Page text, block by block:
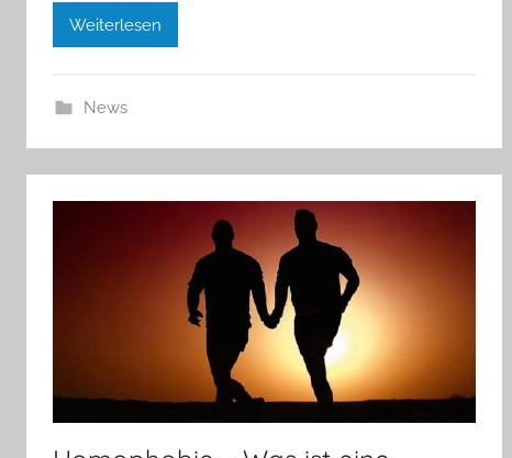
Weiterlesen
News